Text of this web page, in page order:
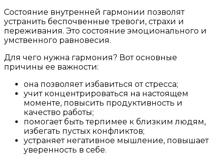
Состояние внутренней гармонии позволят
устранить беспочвенные тревоги, страхи и
переживания. Это состояние эмоционального и
умственного равновесия.
Для чего нужна гармония? Вот основные
причины ее важности:
она позволяет избавиться от стресса;
учит концентрироваться на настоящем
моменте, повысить продуктивность и
качество работы;
помогает быть терпимее к близким людям,
избегать пустых конфликтов;
устраняет негативное мышление, повышает
уверенность в себе.